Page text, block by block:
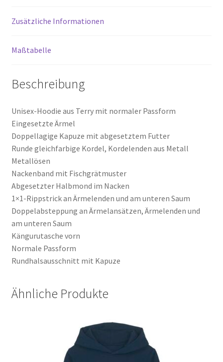
Zusätzliche Informationen
Maßtabelle
Beschreibung
Unisex-Hoodie aus Terry mit normaler Passform
Eingesetzte Ärmel
Doppellagige Kapuze mit abgesetztem Futter
Runde gleichfarbige Kordel, Kordelenden aus Metall
Metallösen
Nackenband mit Fischgrätmuster
Abgesetzter Halbmond im Nacken
1×1-Rippstrick an Ärmelenden und am unteren Saum
Doppelabsteppung an Ärmelansätzen, Ärmelenden und
am unteren Saum
Kängurutasche vorn
Normale Passform
Rundhalsausschnitt mit Kapuze
Ähnliche Produkte